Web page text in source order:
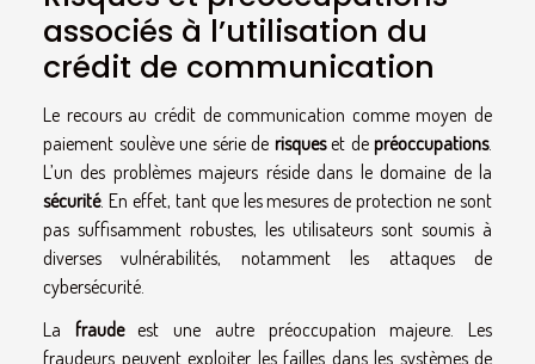
associés à l’utilisation du
crédit de communication
Le recours au crédit de communication comme moyen de
paiement soulève une série de risqueset de préoccupations.
L’un des problèmes majeurs réside dans le domaine de la
sécurité. En effet, tant que les mesures de protection ne sont
pas suffisamment robustes, les utilisateurs sont soumis à
diverses vulnérabilités, notamment les attaques de
cybersécurité.
La fraudeest une autre préoccupation majeure. Les
fraudeurs peuvent exploiter les failles dans les systèmes de